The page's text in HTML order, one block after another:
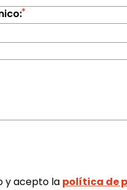
y acepto la política de